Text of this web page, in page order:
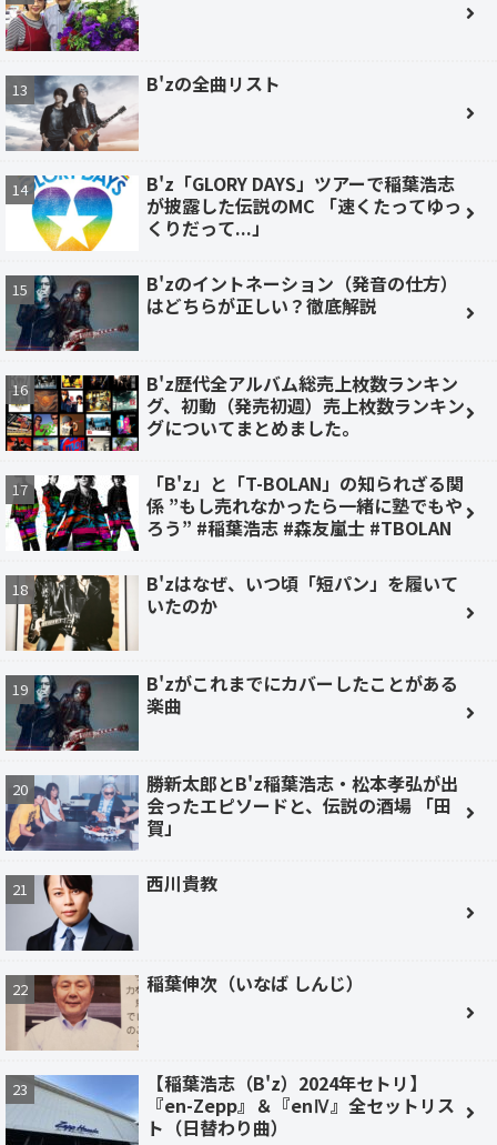
B'zの全曲リスト
B'z「GLORY DAYS」ツアーで稲葉浩志
が披露した伝説のMC 「速くたってゆっ
くりだって...」
B'zのイントネーション（発音の仕方）
はどちらが正しい？徹底解説
B'z歴代全アルバム総売上枚数ランキン
グ、初動（発売初週）売上枚数ランキン
グについてまとめました。
「B'z」と「T-BOLAN」の知られざる関
係 ”もし売れなかったら一緒に塾でもや
ろう” #稲葉浩志 #森友嵐士 #TBOLAN
B'zはなぜ、いつ頃「短パン」を履いて
いたのか
B'zがこれまでにカバーしたことがある
楽曲
勝新太郎とB'z稲葉浩志・松本孝弘が出
会ったエピソードと、伝説の酒場 「田
賀」
西川貴教
稲葉伸次（いなば しんじ）
【稲葉浩志（B'z）2024年セトリ】
『en-Zepp』＆『enⅣ』全セットリス
ト（日替わり曲）